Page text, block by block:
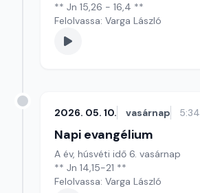
** Jn 15,26 - 16,4 **
Felolvassa: Varga László
2026. 05. 10. vasárnap 5:34
Napi evangélium
A év, húsvéti idő 6. vasárnap
** Jn 14,15-21 **
Felolvassa: Varga László